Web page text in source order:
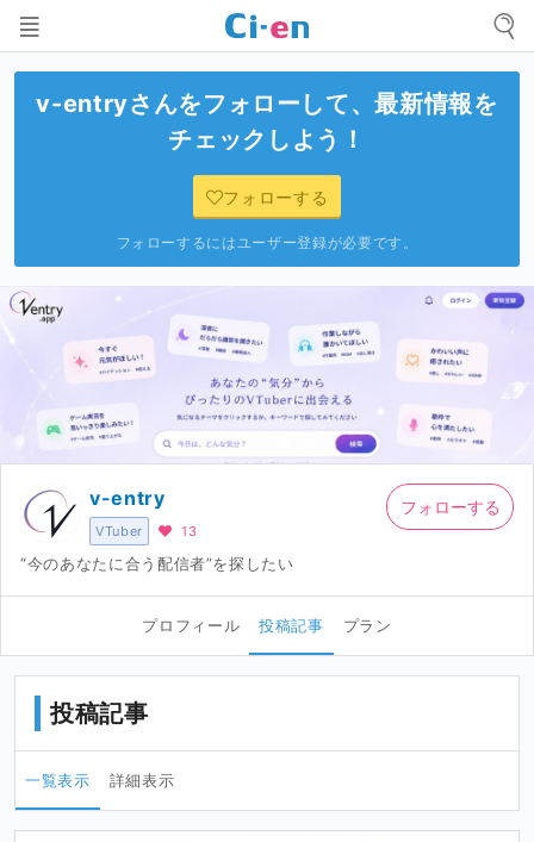
v-entryさんをフォローして、最新情報を
チェックしよう！
フォローする
フォローするにはユーザー登録が必要です。
VTuber
v-entry
13
“今のあなたに合う配信者”を探したい
フォローする
プロフィール 投稿記事 プラン
投稿記事
一覧表示 詳細表示